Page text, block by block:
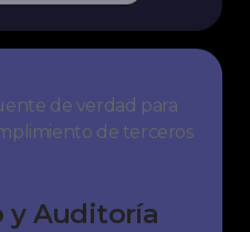
de verdad para
de terceros
y Auditoría